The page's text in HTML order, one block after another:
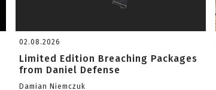
02.08.2026
Limited Edition Breaching Packages
from Daniel Defense
Damian Niemczuk